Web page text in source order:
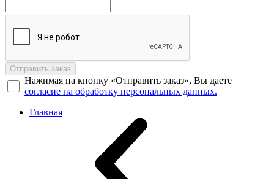
Отправить заказ
Нажимая на кнопку «Отправить заказ», Вы даете
согласие на обработку персональных данных.
Главная